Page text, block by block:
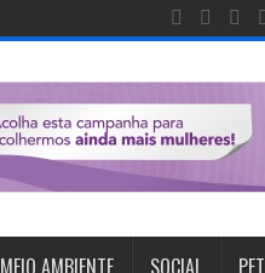
MEIO AMBIENTE SOCIAL PET